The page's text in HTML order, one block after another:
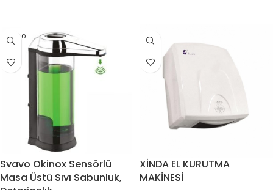
SOLD O
UT
Svavo Okinox Sensörlü
Masa Üstü Sıvı Sabunluk,
XİNDA EL KURUTMA
MAKİNESİ